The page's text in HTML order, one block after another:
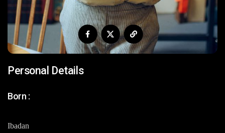
Personal Details
Born :
Ibadan